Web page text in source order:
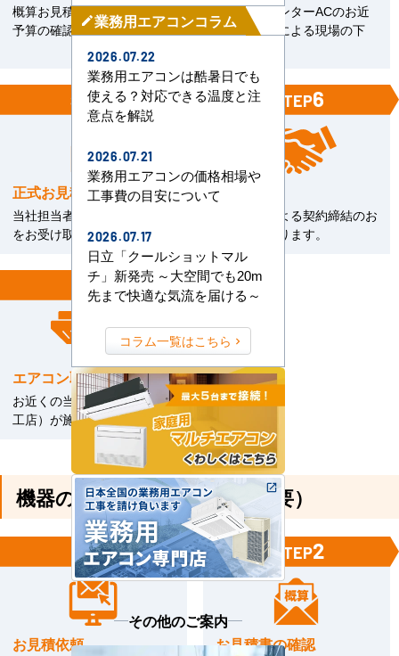
概算お見積をご覧いただきご
予算の確認。
エアコンセンターACのお近
くの直工店による現場の下
STEP5
正式お見積書の確認
当社担当者から正式お見積書
をお受け取り下さい。
STEP6
ご契約
電子契約による契約締結のお
手続きとなります。
STEP 7
エアコン取付工事
お近くの当社指定工事店（直
工店）が施工いたします。
機器のみご購入の方（工事不要）
STEP1
お見積依頼
STEP2
お見積書の確認
mode_edit業務用エアコンコラム
2026.07.22
業務用エアコンは酷暑日でも
使える？対応できる温度と注
意点を解説
2026.07.21
業務用エアコンの価格相場や
工事費の目安について
2026.07.17
日立「クールショットマル
チ」新発売 ～大空間でも20m
先まで快適な気流を届ける～
コラム一覧はこちら
その他のご案内